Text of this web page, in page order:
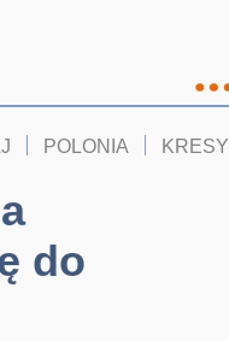
KRESY
POLONIA
do